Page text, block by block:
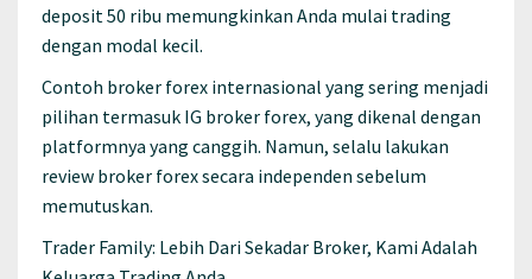
deposit 50 ribu memungkinkan Anda mulai trading
dengan modal kecil.
Contoh broker forex internasional yang sering menjadi
pilihan termasuk IG broker forex, yang dikenal dengan
platformnya yang canggih. Namun, selalu lakukan
review broker forex secara independen sebelum
memutuskan.
Trader Family: Lebih Dari Sekadar Broker, Kami Adalah